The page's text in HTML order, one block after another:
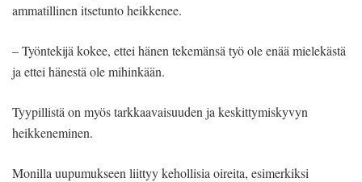
ammatillinen itsetunto heikkenee.
– Työntekijä kokee, ettei hänen tekemänsä työ ole enää mielekästä
ja ettei hänestä ole mihinkään.
Tyypillistä on myös tarkkaavaisuuden ja keskittymiskyvyn
heikkeneminen.
Monilla uupumukseen liittyy kehollisia oireita, esimerkiksi